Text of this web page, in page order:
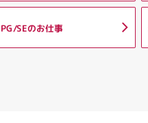
PG/SEのお仕事